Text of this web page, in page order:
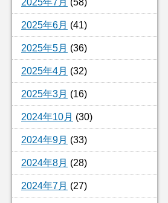
2025年7月 (58)
2025年6月 (41)
2025年5月 (36)
2025年4月 (32)
2025年3月 (16)
2024年10月 (30)
2024年9月 (33)
2024年8月 (28)
2024年7月 (27)